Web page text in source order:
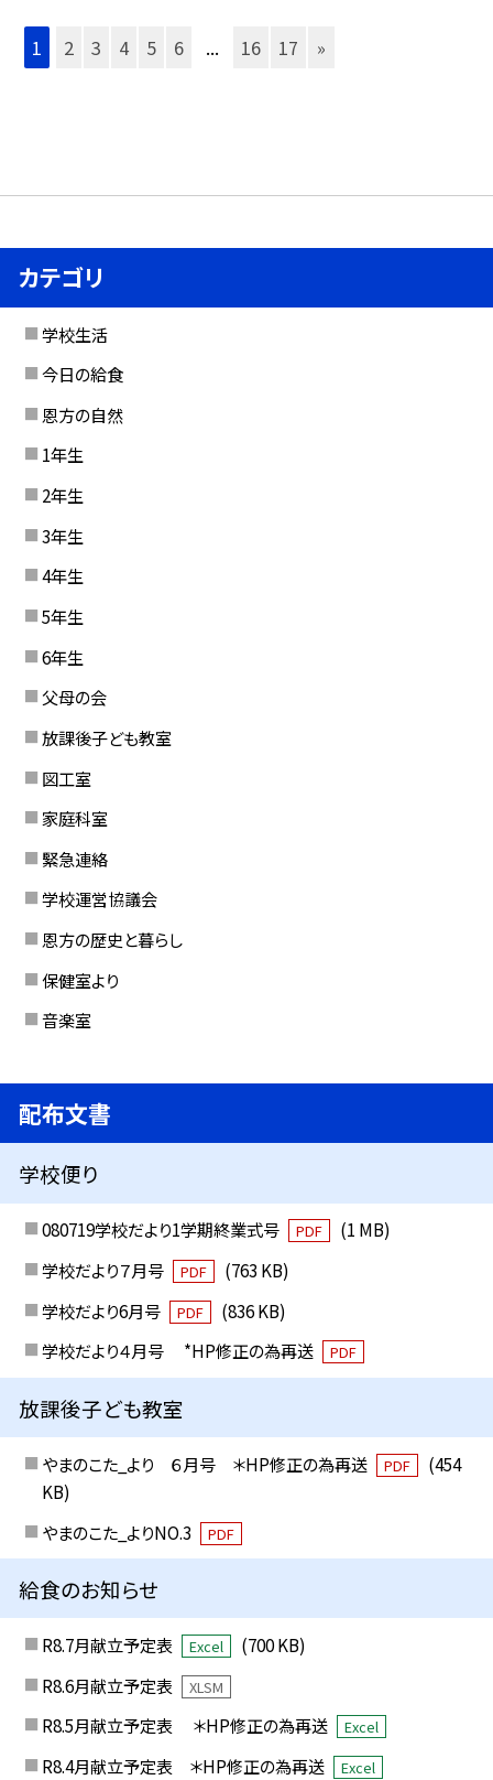
1 2 3 4 5 6 ... 16 17 »
カテゴリ
学校生活
今日の給食
恩方の自然
1年生
2年生
3年生
4年生
5年生
6年生
父母の会
放課後子ども教室
図工室
家庭科室
緊急連絡
学校運営協議会
恩方の歴史と暮らし
保健室より
音楽室
配布文書
学校便り
080719学校だより1学期終業式号 PDF
(1 MB)
学校だより７月号
PDF
(763 KB)
学校だより6月号
PDF
(836 KB)
学校だより４月号 *HP修正の為再送
PDF
放課後子ども教室
やまのこた_より ６月号 ＊HP修正の為再送 PDF
(454
KB)
やまのこた_よりNO.3
PDF
給食のお知らせ
R8.7月献立予定表 Excel
(700 KB)
R8.6月献立予定表
XLSM
R8.5月献立予定表 ＊HP修正の為再送 Excel
R8.4月献立予定表 ＊HP修正の為再送 Excel